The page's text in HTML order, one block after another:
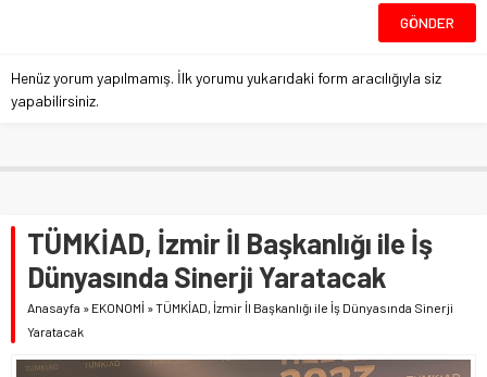
Henüz yorum yapılmamış. İlk yorumu yukarıdaki form aracılığıyla siz
yapabilirsiniz.
TÜMKİAD, İzmir İl Başkanlığı ile İş
Dünyasında Sinerji Yaratacak
Anasayfa » EKONOMİ »TÜMKİAD, İzmir İl Başkanlığı ile İş Dünyasında Sinerji
Yaratacak